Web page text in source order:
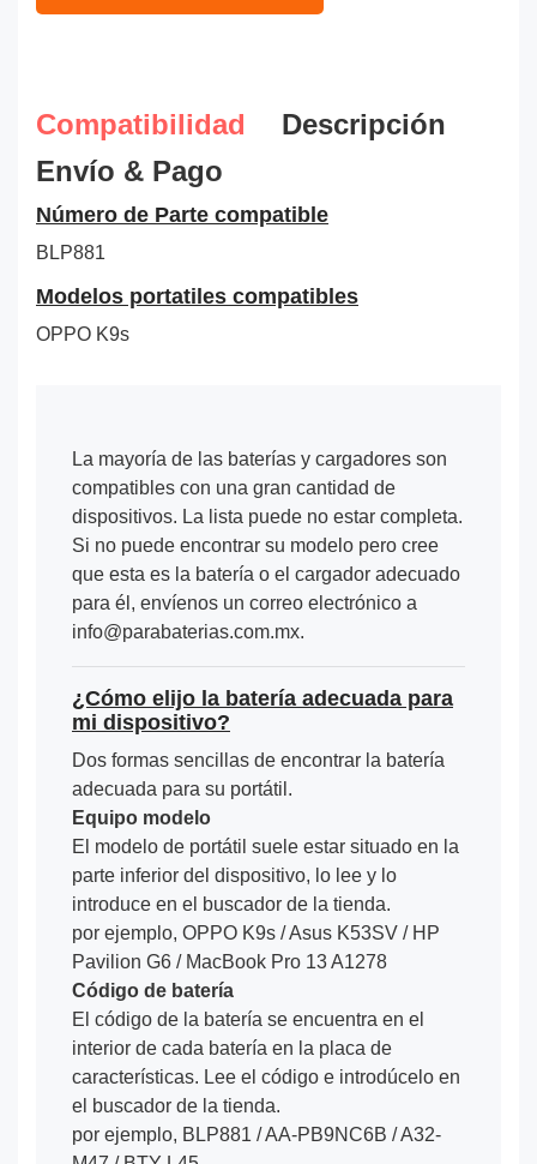
Compatibilidad
Descripción
Envío & Pago
Número de Parte compatible
BLP881
Modelos portatiles compatibles
OPPO K9s
La mayoría de las baterías y cargadores son
compatibles con una gran cantidad de
dispositivos. La lista puede no estar completa.
Si no puede encontrar su modelo pero cree
que esta es la batería o el cargador adecuado
para él, envíenos un correo electrónico a
info@parabaterias.com.mx.
¿Cómo elijo la batería adecuada para
mi dispositivo?
Dos formas sencillas de encontrar la batería
adecuada para su portátil.
Equipo modelo
El modelo de portátil suele estar situado en la
parte inferior del dispositivo, lo lee y lo
introduce en el buscador de la tienda.
por ejemplo, OPPO K9s / Asus K53SV / HP
Pavilion G6 / MacBook Pro 13 A1278
Código de batería
El código de la batería se encuentra en el
interior de cada batería en la placa de
características. Lee el código e introdúcelo en
el buscador de la tienda.
por ejemplo, BLP881 / AA-PB9NC6B / A32-